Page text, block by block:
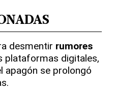
desmentir rumores
plataformas digitales,
apagón se prolongó